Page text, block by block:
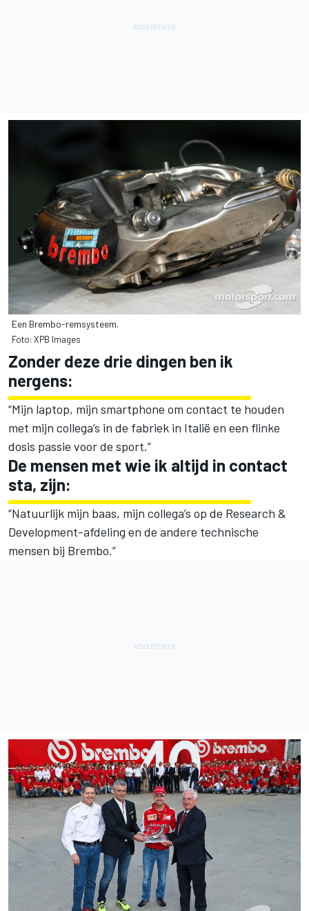
Een Brembo-remsysteem.
Foto: XPB Images
Zonder deze drie dingen ben ik
nergens:
“Mijn laptop, mijn smartphone om contact te houden
met mijn collega’s in de fabriek in Italië en een flinke
dosis passie voor de sport.”
De mensen met wie ik altijd in contact
sta, zijn:
“Natuurlijk mijn baas, mijn collega’s op de Research &
Development-afdeling en de andere technische
mensen bij Brembo.”